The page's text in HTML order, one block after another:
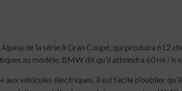
de la série 8 Gran Coupé, qui produira 612
au modèle. BMW dit qu’il atteindra 60 mi / h
aux véhicules électriques, il est facile d’oublier